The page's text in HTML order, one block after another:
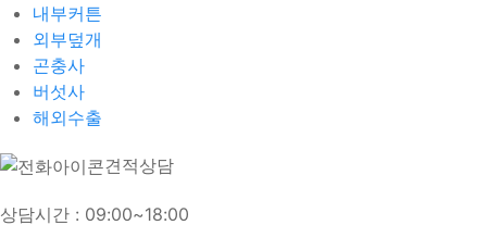
내부커튼
외부덮개
곤충사
버섯사
해외수출
견적상담
상담시간 : 09:00~18:00